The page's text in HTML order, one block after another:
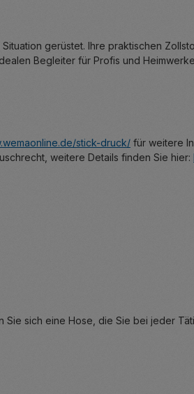
gerüstet. Ihre praktischen
Begleiter für Profis und
stick-druck/ für weitere
weitere Details finden Sie hier:
sich eine Hose, die Sie bei jeder